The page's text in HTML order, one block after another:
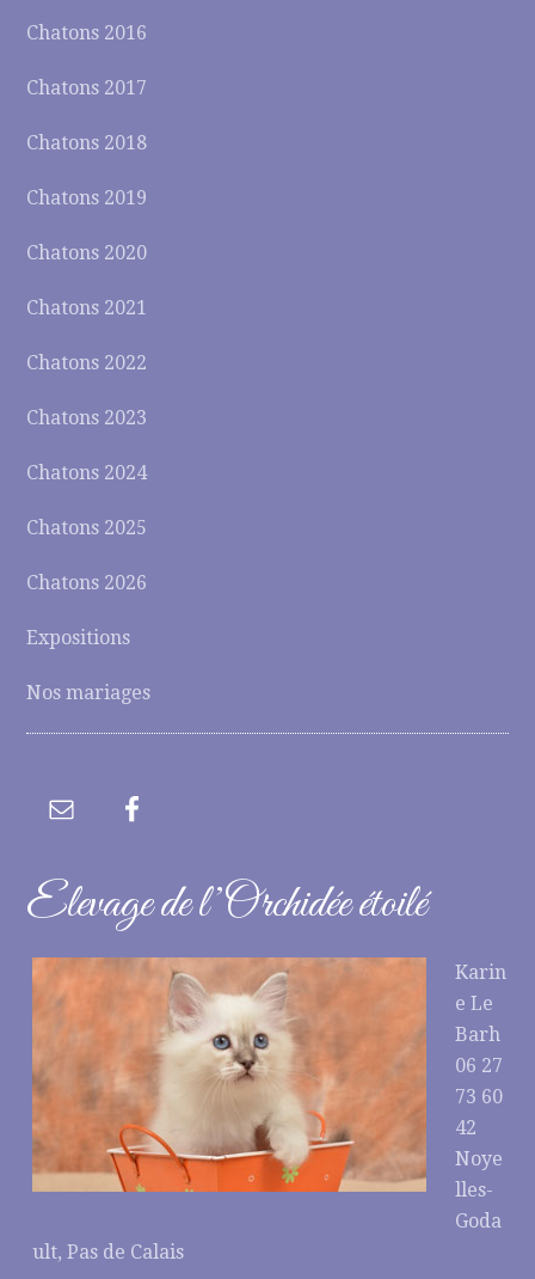
Chatons 2016
Chatons 2017
Chatons 2018
Chatons 2019
Chatons 2020
Chatons 2021
Chatons 2022
Chatons 2023
Chatons 2024
Chatons 2025
Chatons 2026
Expositions
Nos mariages
Elevage de l’Orchidée étoilé
Karin
e Le
Barh
06 27
73 60
42
Noye
lles-
Goda
ult, Pas de Calais